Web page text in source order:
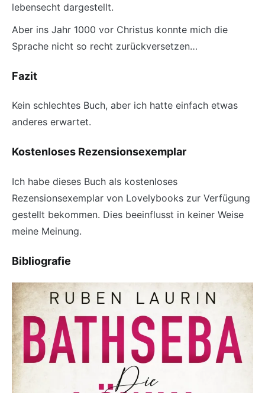
lebensecht dargestellt.
Aber ins Jahr 1000 vor Christus konnte mich die
Sprache nicht so recht zurückversetzen…
Fazit
Kein schlechtes Buch, aber ich hatte einfach etwas
anderes erwartet.
Kostenloses Rezensionsexemplar
Ich habe dieses Buch als kostenloses
Rezensionsexemplar von Lovelybooks zur Verfügung
gestellt bekommen. Dies beeinflusst in keiner Weise
meine Meinung.
Bibliografie